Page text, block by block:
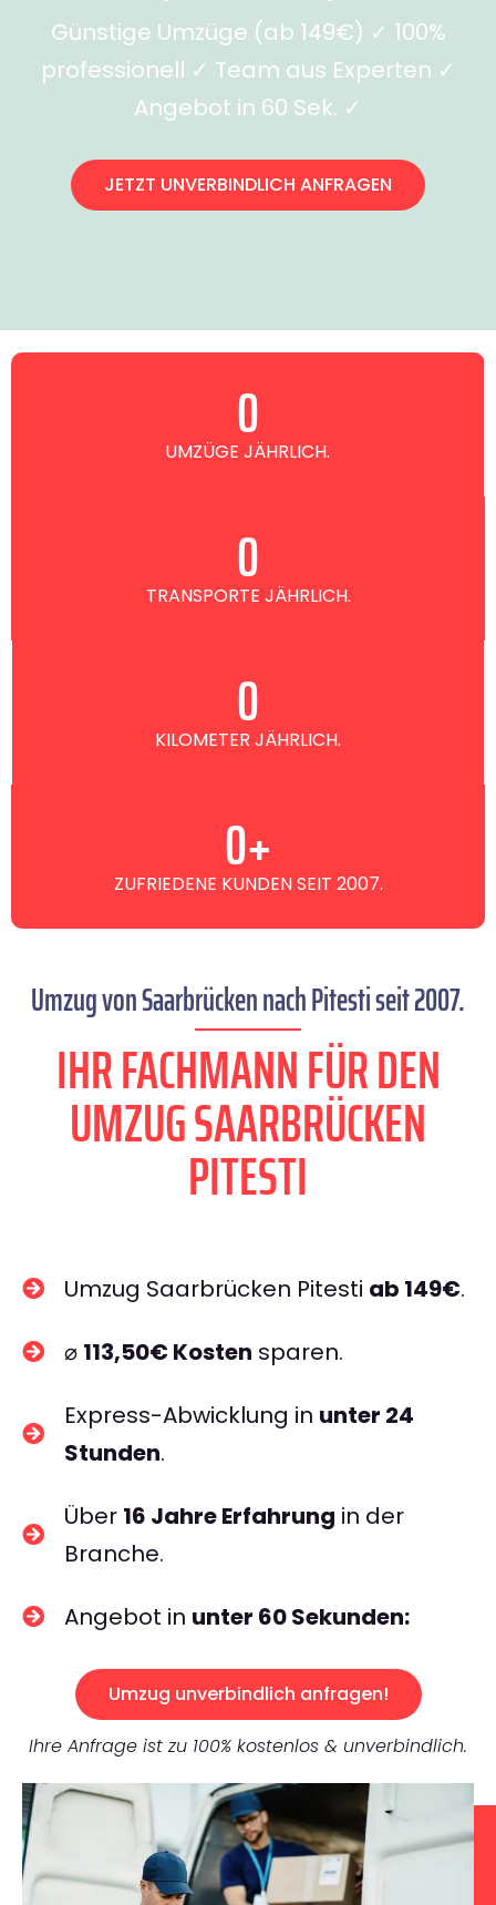
Günstige Umzüge (ab 149€) ✓ 100%
professionell ✓ Team aus Experten ✓
Angebot in 60 Sek. ✓
JETZT UNVERBINDLICH ANFRAGEN
UMZÜGE JÄHRLICH.
0
TRANSPORTE JÄHRLICH.
0
KILOMETER JÄHRLICH.
0
ZUFRIEDENE KUNDEN SEIT 2007.
0+
Umzug von Saarbrücken nach Pitesti seit 2007.
IHR FACHMANN FÜR DEN
UMZUG SAARBRÜCKEN
PITESTI
Umzug Saarbrücken Pitesti ab 149€.
⌀ 113,50€ Kosten sparen.
Express-Abwicklung in unter 24
Stunden.
Über 16 Jahre Erfahrung in der
Branche.
Angebot in unter 60 Sekunden:
Umzug unverbindlich anfragen!
Ihre Anfrage ist zu 100% kostenlos & unverbindlich.